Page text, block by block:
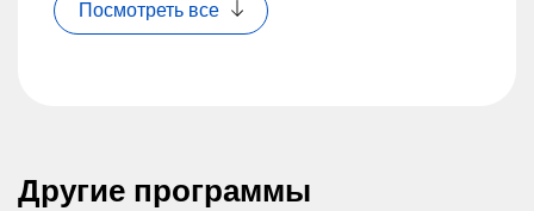
Посмотреть все
Другие программы